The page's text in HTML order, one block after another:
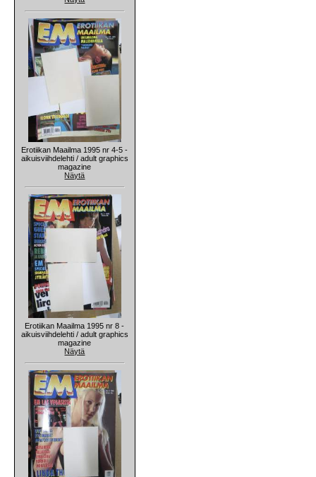
Erotiikan Maailma 1995 nr 4-5 -
aikuisviihdelehti / adult graphics
magazine
Näytä
Erotiikan Maailma 1995 nr 8 -
aikuisviihdelehti / adult graphics
magazine
Näytä